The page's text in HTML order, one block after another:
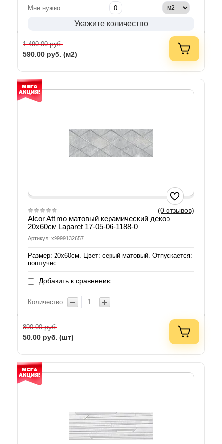
Мне нужно:
Укажите количество
1 490.00руб.
590.00 руб. (м2)
(0 отзывов)
Alcor Attimo матовый керамический декор
20x60см Laparet 17-05-06-1188-0
Артикул: х9999132657
Размер: 20х60см. Цвет: серый матовый. Отпускается:
поштучно
Добавить к сравнению
Количество:
890.00руб.
50.00 руб. (шт)